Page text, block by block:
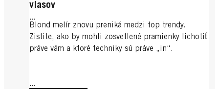
vlasov
...
Blond melír znovu preniká medzi top trendy.
Zistite, ako by mohli zosvetlené pramienky lichotiť
práve vám a ktoré techniky sú práve „in“.
...